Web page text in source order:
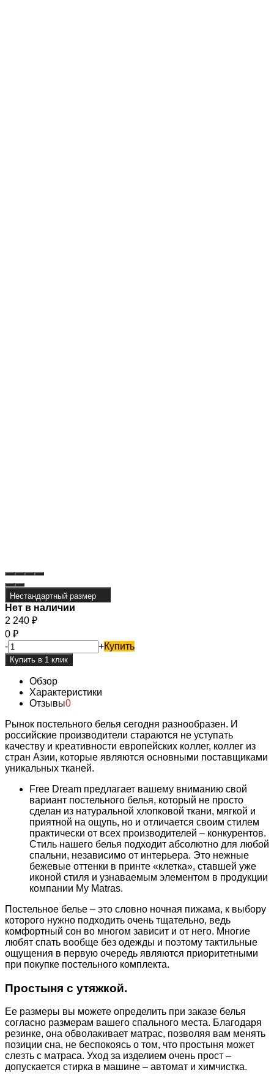
Нестандартный размер
Нет в наличии
2 240 ₽
0 ₽
-
+Купить
Обзор
Характеристики
Отзывы0
Рынок постельного белья сегодня разнообразен. И
российские производители стараются не уступать
качеству и креативности европейских коллег, коллег из
стран Азии, которые являются основными поставщиками
уникальных тканей.
Free Dream предлагает вашему вниманию свой
вариант постельного белья, который не просто
сделан из натуральной хлопковой ткани, мягкой и
приятной на ощупь, но и отличается своим стилем
практически от всех производителей – конкурентов.
Стиль нашего белья подходит абсолютно для любой
спальни, независимо от интерьера. Это нежные
бежевые оттенки в принте «клетка», ставшей уже
иконой стиля и узнаваемым элементом в продукции
компании My Matras.
Постельное белье – это словно ночная пижама, к выбору
которого нужно подходить очень тщательно, ведь
комфортный сон во многом зависит и от него. Многие
любят спать вообще без одежды и поэтому тактильные
ощущения в первую очередь являются приоритетными
при покупке постельного комплекта.
Простыня с утяжкой.
Ее размеры вы можете определить при заказе белья
согласно размерам вашего спального места. Благодаря
резинке, она обволакивает матрас, позволяя вам менять
позиции сна, не беспокоясь о том, что простыня может
слезть с матраса. Уход за изделием очень прост –
допускается стирка в машине – автомат и химчистка.